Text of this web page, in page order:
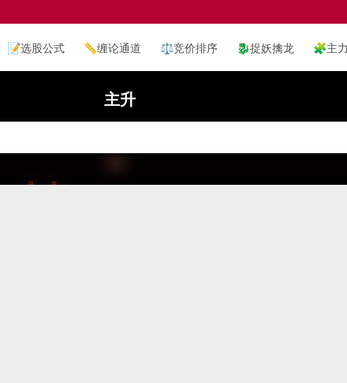
📝选股公式 📏缠论通道 ⚖️竞价排序 🐉捉妖擒龙 🧩主
主升